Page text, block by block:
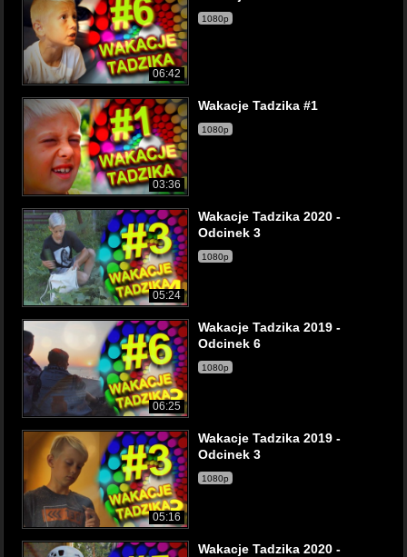
06:42
1080p
03:36
Wakacje Tadzika #1
1080p
05:24
Wakacje Tadzika 2020 -
Odcinek 3
1080p
06:25
Wakacje Tadzika 2019 -
Odcinek 6
1080p
05:16
Wakacje Tadzika 2019 -
Odcinek 3
1080p
Wakacje Tadzika 2020 -